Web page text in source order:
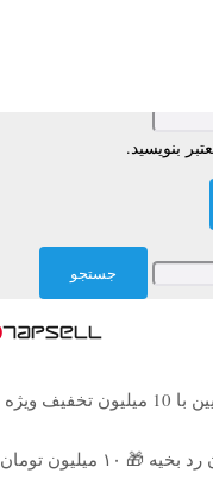
بنویسید.
جراحی زیبایی پلک پایین با 10 میلیون تخفیف ویژه
عمل زیبایی پلک بدون رد بخیه 🎁 ۱۰ میلیون تومان